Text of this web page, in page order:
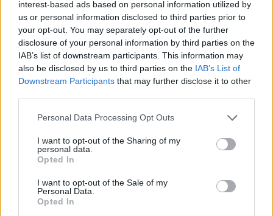
interest-based ads based on personal information utilized by
us or personal information disclosed to third parties prior to
your opt-out. You may separately opt-out of the further
disclosure of your personal information by third parties on the
IAB’s list of downstream participants. This information may
also be disclosed by us to third parties on the IAB’s List of
Downstream Participants that may further disclose it to other
Personal Data Processing Opt Outs
I want to opt-out of the Sharing of my
personal data.
Opted In
I want to opt-out of the Sale of my
Personal Data.
Opted In
Afficher la carte